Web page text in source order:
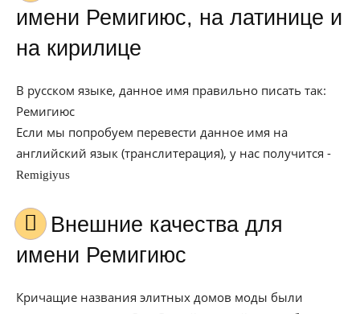
имени Ремигиюс, на латинице и
на кирилице
В русском языке, данное имя правильно писать так:
Ремигиюс
Если мы попробуем перевести данное имя на
английский язык (транслитерация), у нас получится -
Remigiyus
Внешние качества для
имени Ремигиюс
Кричащие названия элитных домов моды были